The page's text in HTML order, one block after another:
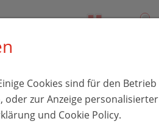
Cookies sind für den Betrieb
oder zur Anzeige personalisierter
und Cookie Policy.